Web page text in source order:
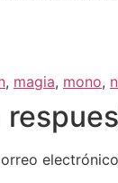
, magia, mono,